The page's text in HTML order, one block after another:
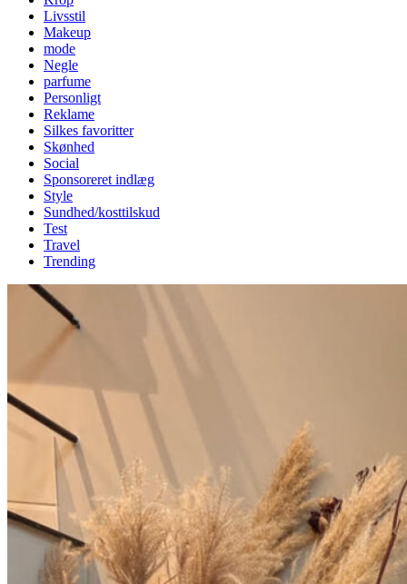
Livsstil
Makeup
mode
Negle
parfume
Personligt
Reklame
Silkes favoritter
Skønhed
Social
Sponsoreret indlæg
Style
Sundhed/kosttilskud
Test
Travel
Trending